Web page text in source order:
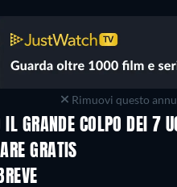
Rimuovi questo
IL GRANDE COLPO DEI 7
GRATIS